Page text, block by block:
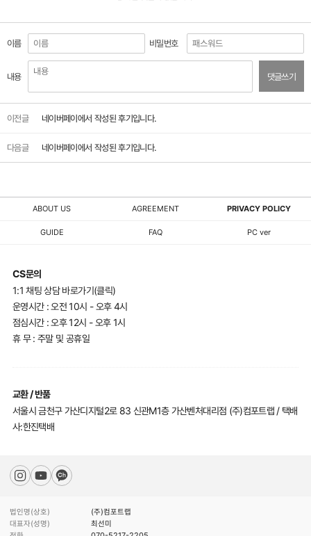
이름 비밀번호
내용 댓글쓰기
이전글 네이버페이에서 작성된 후기입니다.
다음글 네이버페이에서 작성된 후기입니다.
ABOUT US AGREEMENT PRIVACY POLICY
GUIDE FAQ PC ver
CS문의
1:1 채팅 상담 바로가기(클릭)
운영시간 : 오전 10시 - 오후 4시
점심시간 : 오후 12시 - 오후 1시
휴 무 : 주말 및 공휴일
교환 / 반품
서울시 금천구 가산디지털2로 83 신관M1층 가산벤처대리점 (주)컴포트랩 / 택배
사:한진택배
법인명(상호)
(주)컴포트랩
대표자(성명)
최선미